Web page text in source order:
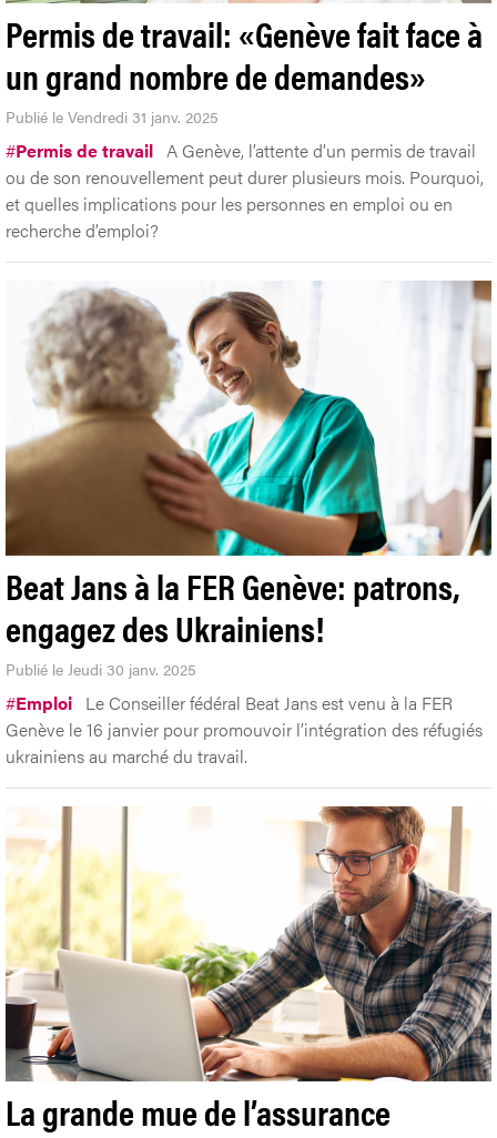
Permis de travail: «Genève fait face à
un grand nombre de demandes»
Publié le Vendredi 31 janv. 2025
#Permis de travail A Genève, l’attente d’un permis de travail
ou de son renouvellement peut durer plusieurs mois. Pourquoi,
et quelles implications pour les personnes en emploi ou en
recherche d’emploi?
Beat Jans à la FER Genève: patrons,
engagez des Ukrainiens!
Publié le Jeudi 30 janv. 2025
#Emploi Le Conseiller fédéral Beat Jans est venu à la FER
Genève le 16 janvier pour promouvoir l’intégration des réfugiés
ukrainiens au marché du travail.
La grande mue de l’assurance